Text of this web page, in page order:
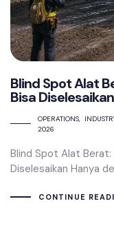
Blind Spot Alat
Bisa
OPERATIONS
2026
Blind Spot Alat Berat:
Diselesaikan Hanya
CONTINUE